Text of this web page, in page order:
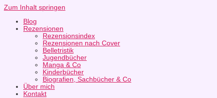
Zum Inhalt springen
Blog
Rezensionen
Rezensionsindex
Rezensionen nach Cover
Belletristik
Jugendbücher
Manga & Co
Kinderbücher
Biografien, Sachbücher & Co
Über mich
Kontakt